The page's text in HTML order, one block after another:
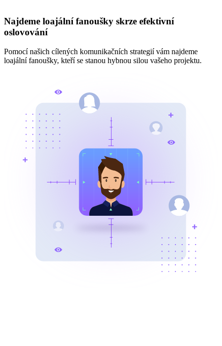
Najdeme loajální fanoušky skrze efektivní
oslovování
Pomocí našich cílených komunikačních strategií vám najdeme
loajální fanoušky, kteří se stanou hybnou silou vašeho projektu.